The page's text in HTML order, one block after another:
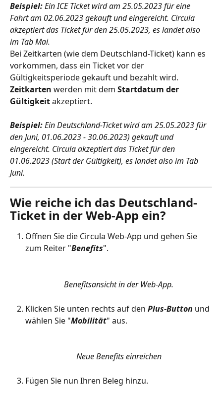
Beispiel: Ein ICE Ticket wird am 25.05.2023 für eine
Fahrt am 02.06.2023 gekauft und eingereicht. Circula
akzeptiert das Ticket für den 25.05.2023, es landet also
im Tab Mai.
Bei Zeitkarten (wie dem Deutschland-Ticket) kann es
vorkommen, dass ein Ticket vor der
Gültigkeitsperiode gekauft und bezahlt wird.
Zeitkarten werden mit dem Startdatum der
Gültigkeit akzeptiert.
Beispiel: Ein Deutschland-Ticket wird am 25.05.2023 für
den Juni, 01.06.2023 - 30.06.2023) gekauft und
eingereicht. Circula akzeptiert das Ticket für den
01.06.2023 (Start der Gültigkeit), es landet also im Tab
Juni.
Wie reiche ich das Deutschland-
Ticket in der Web-App ein?
Öffnen Sie die Circula Web-App und gehen Sie
zum Reiter "Benefits".
Benefitsansicht in der Web-App.
Klicken Sie unten rechts auf den Plus-Button und
wählen Sie "Mobilität" aus.
Neue Benefits einreichen
Fügen Sie nun Ihren Beleg hinzu.